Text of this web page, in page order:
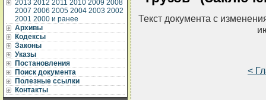
2013 2012 2011 2010 2009 2008
2007 2006 2005 2004 2003 2002
2001 2000 и ранее
Архивы
Кодексы
Законы
Указы
Постановления
Поиск документа
Полезные ссылки
Контакты
Текст документа с
<